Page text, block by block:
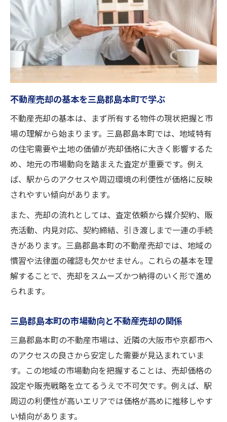
不動産売却を成功させる戦略と交渉術
売主が知っておきたい価格アップのコツ
相場を知って不動産売却を有利に進める
最新相場を把握して不動産売却に活かす
相場比較で見極める適正な売却価格
不動産売却で失敗しない相場調査の方法
相場変動の傾向を読み売却戦略に反映
査定を比較する際の注意ポイント
不動産売却時の査定比較で重視すべき点
複数査定を依頼するメリットと注意点
三島郡島本町で査定額に差が出る理由
不動産売却査定を正しく活用するコツ
査定比較で失敗しないポイントを解説
売却に必要な書類と手続きの全貌
不動産売却時に求められる申請手順
書類不備を防ぐためのチェックポイント
不動産売却の基本を三島郡島本町で学ぶ
不動産売却の基本は、まず所有する物件の現状把握と市
場の理解から始まります。三島郡島本町では、地域特有
の住宅需要や土地の価値が売却価格に大きく影響するた
め、地元の市場動向を踏まえた査定が重要です。例え
ば、駅からのアクセスや周辺環境の利便性が価格に反映
されやすい傾向があります。
また、売却の流れとしては、査定依頼から媒介契約、販
売活動、内見対応、契約締結、引き渡しまで一連の手続
きがあります。三島郡島本町の不動産売却では、地域の
慣習や法律面の確認も欠かせません。これらの基本を理
解することで、売却をスムーズかつ納得のいく形で進め
られます。
三島郡島本町の市場動向と不動産売却の関係
三島郡島本町の不動産市場は、近隣の大阪市や京都市へ
のアクセスの良さから安定した需要が見込まれていま
す。この地域の市場動向を把握することは、売却価格の
設定や販売戦略を立てるうえで不可欠です。例えば、駅
周辺の利便性が高いエリアでは価格が高めに推移しやす
い傾向があります。